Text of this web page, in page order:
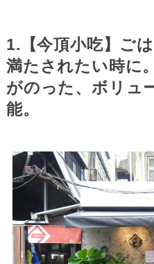
1. 【今頂小吃】ご
満たされたい時に
がのった、ボリュ
能。